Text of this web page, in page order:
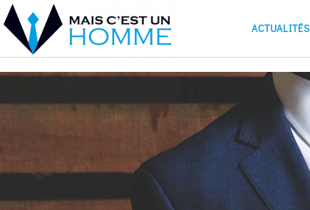
ACTUALITÉS